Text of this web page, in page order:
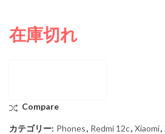
在庫切れ
Compare
カテゴリー: Phones, Redmi 12c, Xiaomi,